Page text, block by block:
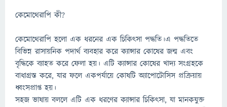
কেমোথেরাপি কী?
কেমোথেরাপি হলো এক ধরনের এক চিকিৎসা পদ্ধতি।এ পদ্ধতিতে
বিভিন্ন রাসায়নিক পদার্থ ব্যবহার করে ক্যান্সার কোষের জন্ম এবং
বৃদ্ধিকে ব্যাহত করে ফেলা হয়। এটি ক্যান্সার কোষের খাদ্য সংগ্রহকে
বাধাগ্রস্ত করে, যার ফলে একপর্যায়ে কোষটি অ্যাপোটোসিস প্রক্রিয়ায়
ধ্বংসপ্রাপ্ত হয়।
সহজ ভাষায় বললে এটি এক ধরণের ক্যান্সার চিকিৎসা, যা মানকযুক্ত